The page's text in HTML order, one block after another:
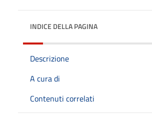
INDICE DELLA PAGINA
Descrizione
A cura di
Contenuti correlati